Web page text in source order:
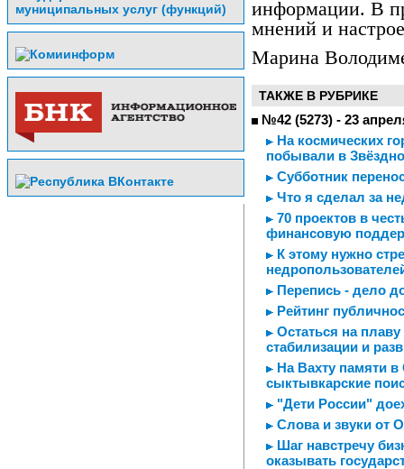
информации. В
мнений и
Марина
ТАКЖЕ В РУБРИКЕ
№42 (5273) - 23
На космических
побывали в
Субботник
Что я сделал за
70 проектов в
финансовую
К этому нужно
Перепись - дело
Рейтинг
Остаться на
стабилизации и
На Вахту памяти
сыктывкарские
"Дети России"
Слова и звуки от
Шаг навстречу
оказывать